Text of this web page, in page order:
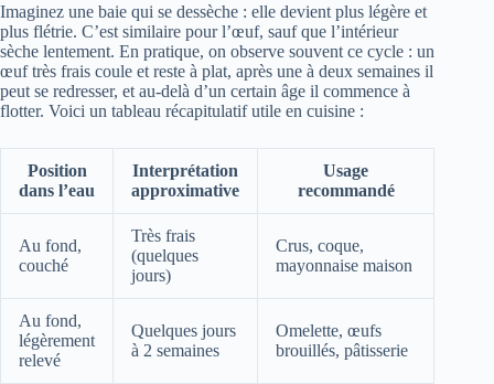
Imaginez une baie qui se dessèche : elle devient plus légère et
plus flétrie. C’est similaire pour l’œuf, sauf que l’intérieur
sèche lentement. En pratique, on observe souvent ce cycle : un
œuf très frais coule et reste à plat, après une à deux semaines il
peut se redresser, et au‑delà d’un certain âge il commence à
flotter. Voici un tableau récapitulatif utile en cuisine :
Position
dans l’eau
Interprétation
approximative
Usage
recommandé
Au fond,
couché
Très frais
(quelques
jours)
Crus, coque,
mayonnaise maison
Au fond,
légèrement
relevé
Quelques jours
à 2 semaines
Omelette, œufs
brouillés, pâtisserie